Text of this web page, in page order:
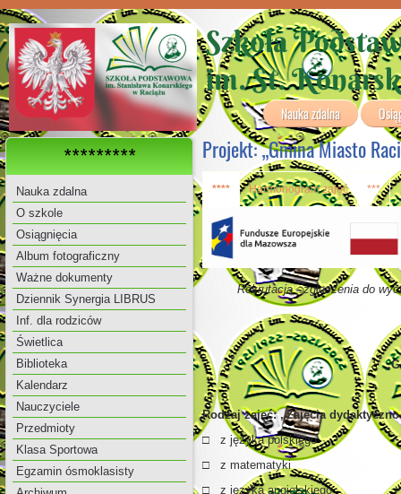
Szkoła
im. St.
Nauka zdalna
*********
Nauka zdalna
O szkole
Osiągnięcia
Album fotograficzny
Ważne dokumenty
Dziennik Synergia LIBRUS
Inf. dla rodziców
Świetlica
Biblioteka
Kalendarz
Nauczyciele
Przedmioty
Klasa Sportowa
Egzamin ósmoklasisty
Projekt: „Gmina Miasto
**** Harmonogram zajęć ***
Rekrutacja - zgłoszenia do
Rodzaj zajęć: „Zajęcia
□ z języka polskiego
□ z matematyki
□ z języka angielskiego